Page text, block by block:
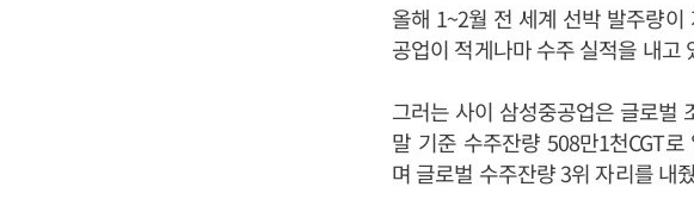
올해 1~2월 전 세계 선박 발주량
공업이 적게나마 수주 실적을 내고
그러는 사이 삼성중공업은 글로벌
말 기준 수주잔량 508만1천CGT
며 글로벌 수주잔량 3위 자리를 내